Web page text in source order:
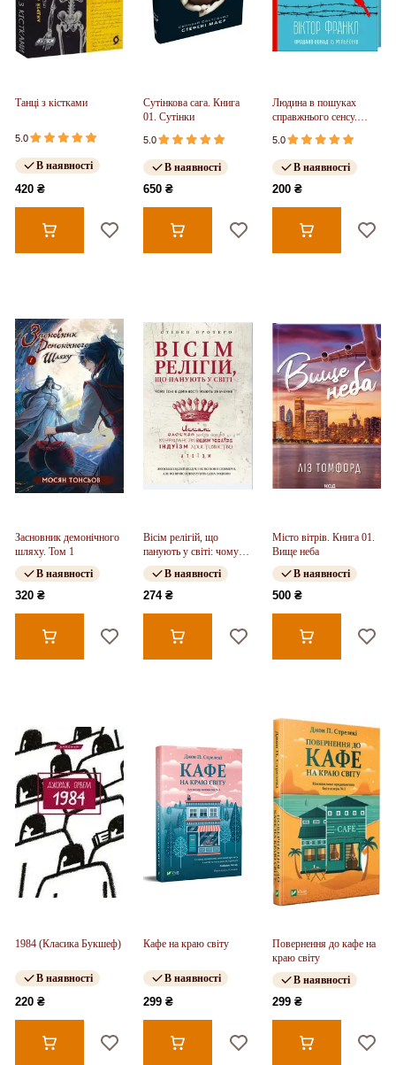
Танці з кістками
5.0
В наявності
420 ₴
Сутінкова сага. Книга
01. Сутінки
5.0
В наявності
650 ₴
Людина в пошуках
справжнього сенсу.
Психолог у концтаборі
5.0
В наявності
200 ₴
Засновник демонічного
шляху. Том 1
В наявності
320 ₴
Вісім релігій, що
панують у світі: чому
їхні відмінності мають
значенняВ наявності
274 ₴
Місто вітрів. Книга 01.
Вище неба
В наявності
500 ₴
1984 (Класика Букшеф)
В наявності
220 ₴
Кафе на краю світу
В наявності
299 ₴
Повернення до кафе на
краю світу
В наявності
299 ₴